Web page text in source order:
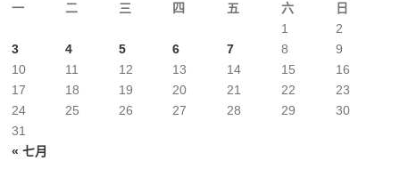
一
二 三 四 五 六 日
« 七月
1
2
3
4 5 6 7 8
9
10
11 12 13 14 15
16
17
18 19 20 21 22
23
24
25 26 27 28 29
30
31